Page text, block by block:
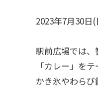
2023年7月30日
駅前広場では
「カレー」を
かき氷やわらび